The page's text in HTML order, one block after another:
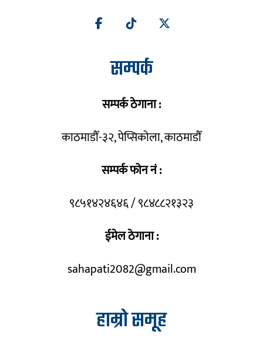
सम्पर्क
सम्पर्क ठेगाना :
काठमाडौँ-३२, पेप्सिकोला, काठमाडौँ
सम्पर्क फोन नं :
९८५१४२४६४६ / ९८४८८२१३२३
ईमेल ठेगाना :
sahapati2082@gmail.com
हाम्रो समूह